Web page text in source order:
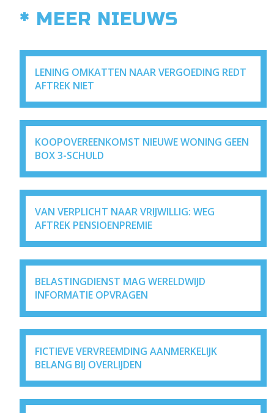
* MEER NIEUWS
LENING OMKATTEN NAAR VERGOEDING REDT
AFTREK NIET
KOOPOVEREENKOMST NIEUWE WONING GEEN
BOX 3-SCHULD
VAN VERPLICHT NAAR VRIJWILLIG: WEG
AFTREK PENSIOENPREMIE
BELASTINGDIENST MAG WERELDWIJD
INFORMATIE OPVRAGEN
FICTIEVE VERVREEMDING AANMERKELIJK
BELANG BIJ OVERLIJDEN